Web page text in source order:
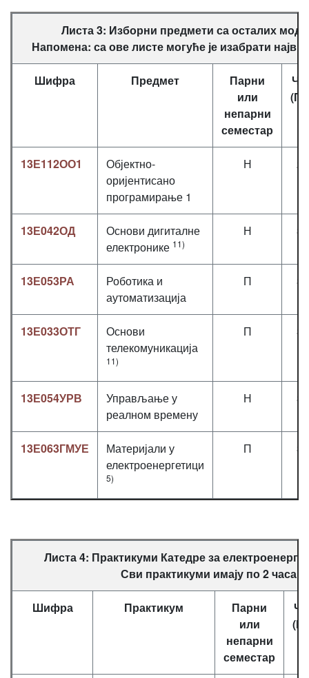
Листа 3: Изборни предмети са осталих
Напомена: са ове листе могуће је изабрати
Шифра Предмет
Парни
или
непарни
семестар
13Е112ОО1
Објектно-
оријентисано
програмирање 1
Н
13Е042ОД
Основи дигиталне
електронике 11)
Н
13Е053РА
Роботика и
аутоматизација
П
13Е033ОТГ
Основи
телекомуникација
11)
П
13Е054УРВ
Управљање у
реалном времену
Н
13Е063ГМУЕ
Материјали у
електроенергетици
5)
П
Листа 4: Практикуми Катедре за
Сви практикуми имају по 2 часа.
Шифра Практикум
Парни
или
непарни
семестар